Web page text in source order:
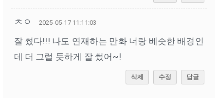
ㅊㅇ 2025-05-17 11:11:03
잘 썼다!!! 나도 연재하는 만화 너랑 베슷한 배경인
데 더 그럴 듯하게 잘 썼어~!
삭제 수정 답글